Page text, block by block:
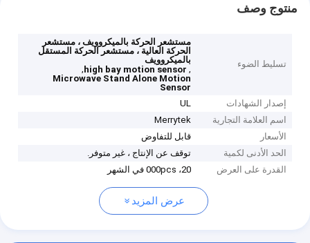
منتوج وصف
تسليط الضوء
مستشعر الحركة بالميكروويف ، مستشعر
الحركة العالية ، مستشعر الحركة المستقل
بالميكروويف
,
high bay motion sensor
,
Microwave Stand Alone Motion
Sensor
إصدار الشهادات
UL
اسم العلامة التجارية
Merrytek
الأسعار
قابل للتفاوض
الحد الأدنى لكمية
توقف عن الإنتاج ، غير متوفر.
القدرة على العرض
20، 000pcs في الشهر
عرض المزيد